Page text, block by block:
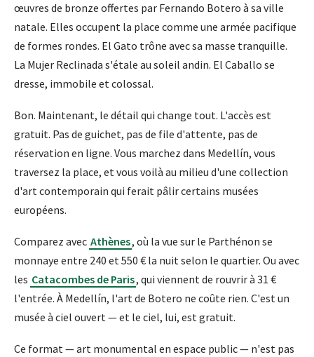
œuvres de bronze offertes par Fernando Botero à sa ville
natale. Elles occupent la place comme une armée pacifique
de formes rondes. El Gato trône avec sa masse tranquille.
La Mujer Reclinada s'étale au soleil andin. El Caballo se
dresse, immobile et colossal.
Bon. Maintenant, le détail qui change tout. L'accès est
gratuit. Pas de guichet, pas de file d'attente, pas de
réservation en ligne. Vous marchez dans Medellín, vous
traversez la place, et vous voilà au milieu d'une collection
d'art contemporain qui ferait pâlir certains musées
européens.
Comparez avec Athènes, où la vue sur le Parthénon se
monnaye entre 240 et 550 € la nuit selon le quartier. Ou avec
les Catacombes de Paris, qui viennent de rouvrir à 31 €
l'entrée. À Medellín, l'art de Botero ne coûte rien. C'est un
musée à ciel ouvert — et le ciel, lui, est gratuit.
Ce format — art monumental en espace public — n'est pas